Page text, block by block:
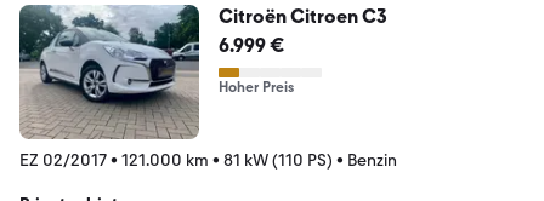
Citroën Citroen C3
6.999 €
Hoher Preis
EZ 02/2017• 121.000 km • 81 kW (110 PS) • Benzin